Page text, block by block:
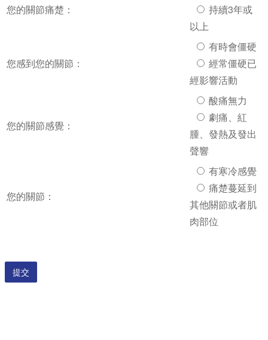
您的關節痛楚：
持續3年或
以上
您感到您的關節：
有時會僵硬
經常僵硬已
經影響活動
您的關節感覺：
酸痛無力
劇痛、紅
腫、發熱及發出
聲響
您的關節：
有寒冷感覺
痛楚蔓延到
其他關節或者肌
肉部位
提交